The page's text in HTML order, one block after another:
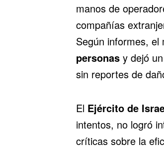
manos de
compañías
Según informes, el
personasy dejó
sin reportes de
El Ejército de
intentos, no logró
críticas sobre la